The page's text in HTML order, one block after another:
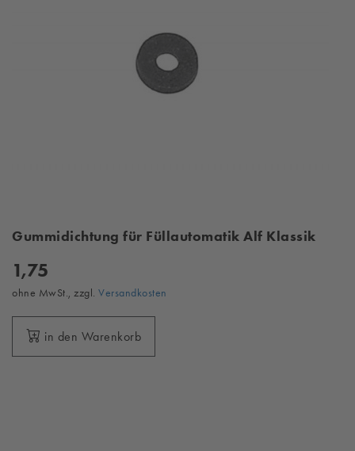
Gummidichtung für Füllautomatik Alf Klassik
1,75
ohne MwSt., zzgl. Versandkosten
in den Warenkorb